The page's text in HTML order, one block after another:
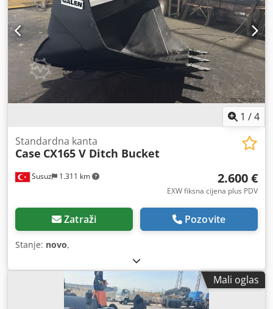
1 /4
Susuz 1.311 km
Standardna kanta
Case CX165 V Ditch Bucket
2.600 €
EXW fiksna cijena plus PDV
Zatraži Pozovite
Stanje: novo,
Mali oglas